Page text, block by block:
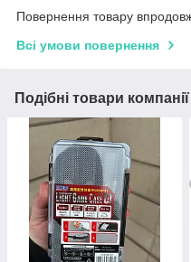
Повернення товару
Всі умови повернення
Подібні товари компанії